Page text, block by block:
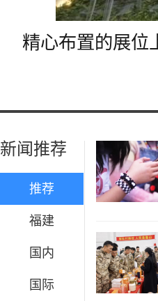
精心布置的展位
新闻推荐
推荐
福建
国内
国际